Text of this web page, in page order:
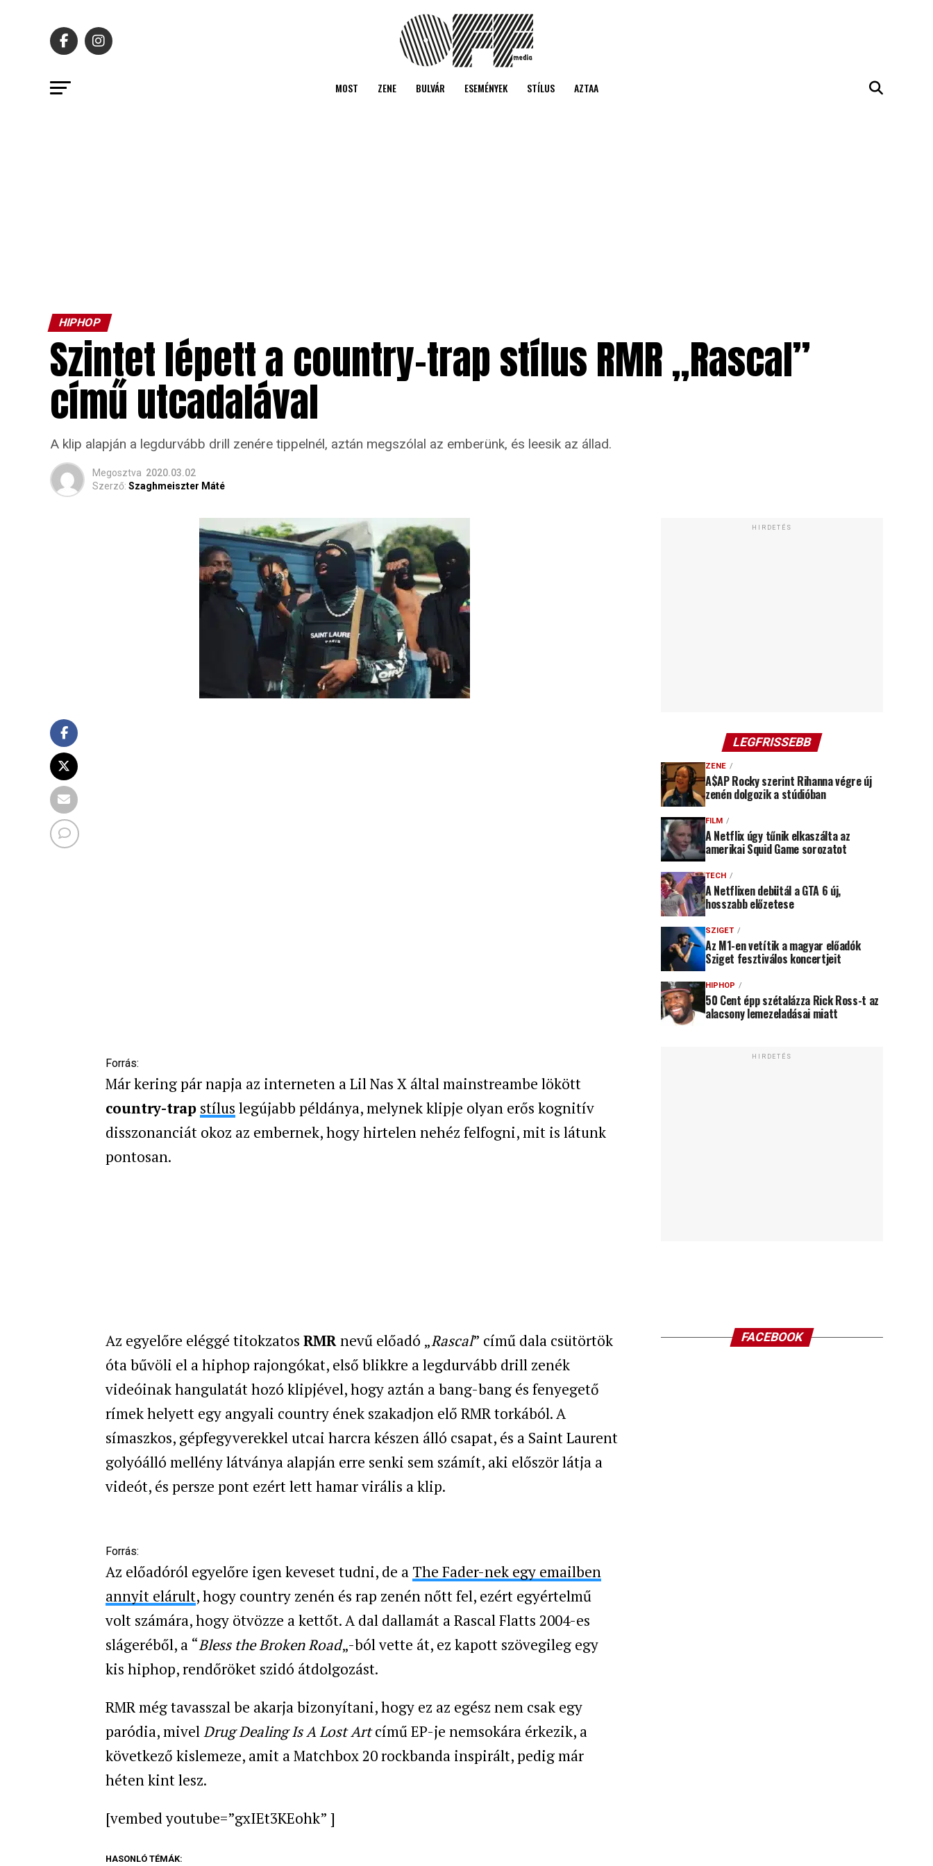
MOST ZENE BULVÁR ESEMÉNYEK STÍLUS AZTAA
HIPHOP
Szintet lépett a country-trap stílus RMR „Rascal”
című utcadalával
A klip alapján a legdurvább drill zenére tippelnél, aztán megszólal az emberünk, és leesik az állad.
Megosztva 2020.03.02
Szerző: Szaghmeiszter Máté
Forrás:
Már kering pár napja az interneten a Lil Nas X által mainstreambe lökött
country-trap stílus legújabb példánya, melynek klipje olyan erős kognitív
disszonanciát okoz az embernek, hogy hirtelen nehéz felfogni, mit is látunk
pontosan.
Az egyelőre eléggé titokzatos RMRnevű előadó „Rascal” című dala csütörtök
óta bűvöli el a hiphop rajongókat, első blikkre a legdurvább drill zenék
videóinak hangulatát hozó klipjével, hogy aztán a bang-bang és fenyegető
rímek helyett egy angyali country ének szakadjon elő RMR torkából. A
símaszkos, gépfegyverekkel utcai harcra készen álló csapat, és a Saint Laurent
golyóálló mellény látványa alapján erre senki sem számít, aki először látja a
videót, és persze pont ezért lett hamar virális a klip.
Forrás:
Az előadóról egyelőre igen keveset tudni, de a The Fader-nek egy emailben
annyit elárult, hogy country zenén és rap zenén nőtt fel, ezért egyértelmű
volt számára, hogy ötvözze a kettőt. A dal dallamát aRascal Flatts 2004-es
slágeréből, a “Bless the Broken Road„-ból vette át, ez kapott szövegileg egy
kis hiphop, rendőröket szidó átdolgozást.
RMR még tavasszal be akarja bizonyítani, hogy ez az egész nem csak egy
paródia, mivelDrug Dealing Is A Lost Artcímű EP-je nemsokára érkezik, a
következő kislemeze, amit a Matchbox 20 rockbanda inspirált, pedig már
héten kint lesz.
[vembed youtube=”gxIEt3KEohk” ]
HASONLÓ TÉMÁK:
HIRDETÉS
LEGFRISSEBB
ZENE
A$AP Rocky szerint Rihanna végre új
zenén dolgozik a stúdióban
FILM
A Netflix úgy tűnik elkaszálta az
amerikai Squid Game sorozatot
TECH
A Netflixen debütál a GTA 6 új,
hosszabb előzetese
SZIGET
Az M1-en vetítik a magyar előadók
Sziget fesztiválos koncertjeit
HIPHOP
50 Cent épp szétalázza Rick Ross-t az
alacsony lemezeladásai miatt
HIRDETÉS
FACEBOOK